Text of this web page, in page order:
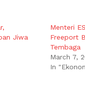
Jiwa
Menteri
Freeport
Tembaga
March 7,
In